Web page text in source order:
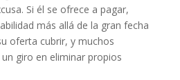
Si él se ofrece a pagar,
más allá de la gran fecha
oferta cubrir, y muchos
giro en eliminar propios